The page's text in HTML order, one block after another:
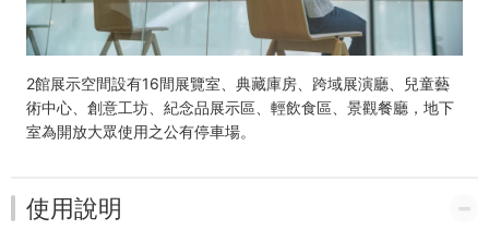
2館展示空間設有16間展覽室、典藏庫房、跨域展演廳、兒童藝
術中心、創意工坊、紀念品展示區、輕飲食區、景觀餐廳，地下
室為開放大眾使用之公有停車場。
使用說明